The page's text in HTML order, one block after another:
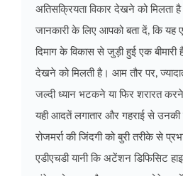
अतिसक्रियता विकार देखने को
जानकारी के लिए आपको बता दें, कि यह
दिमाग के विकास से जुड़ी हुई एक बीमारी
देखने को मिलती है। आम तौर पर,
जल्दी ध्यान भटकने या फिर शरारत
यही आदतें लगातार और गहराई से उनकी
रोजमर्रा की जिंदगी को बुरी तरीके से
एडीएचडी यानी कि अटेंशन डिफिसिट